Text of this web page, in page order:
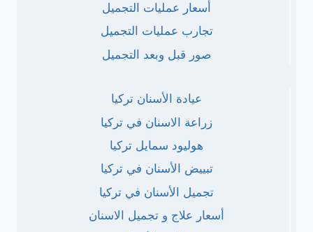
أسعار عمليات التجميل
تجارب عمليات التجميل
صور قبل وبعد التجميل
عيادة الأسنان تركيا
زراعة الاسنان في تركيا
هوليود سمايل تركيا
تبييض الأسنان في تركيا
تجميل الأسنان في تركيا
أسعار علاج و تجميل الاسنان